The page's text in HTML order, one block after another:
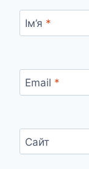
Ім’я *
Email *
Сайт